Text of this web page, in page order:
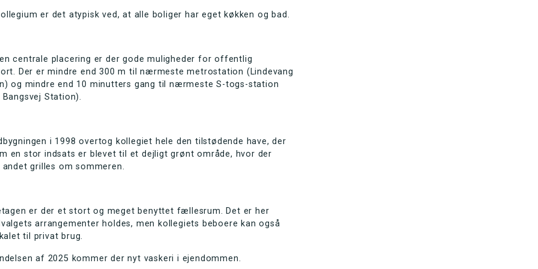
er det atypisk ved, at alle boliger har eget køkken og bad.
centrale placering er der gode muligheder for offentlig
Der er mindre end 300 m til nærmeste metrostation (Lindevang
og mindre end 10 minutters gang til nærmeste S-togs-station
Station).
i 1998 overtog kollegiet hele den tilstødende have, der
en stor indsats er blevet til et dejligt grønt område, hvor der
andet grilles om sommeren.
er der et stort og meget benyttet fællesrum. Det er her
arrangementer holdes, men kollegiets beboere kan også
til privat brug.
af 2025 kommer der nyt vaskeri i ejendommen.